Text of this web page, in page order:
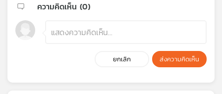
ความคิดเห็น (0)
ยกเลิก ส่งความคิดเห็น